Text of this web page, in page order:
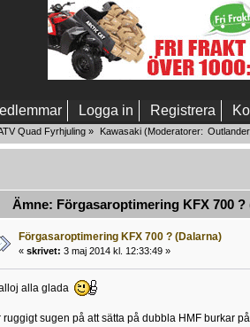
Logga in Registrera
Quad Fyrhjuling» Kawasaki(Moderatorer: Outlander,
Ämne: Förgasaroptimering KFX 700
Förgasaroptimering KFX 700 ? (Dalarna)
« skrivet: 3 maj 2014 kl. 12:33:49 »
alla glada
ruggigt sugen på att sätta på dubbla HMF burkar